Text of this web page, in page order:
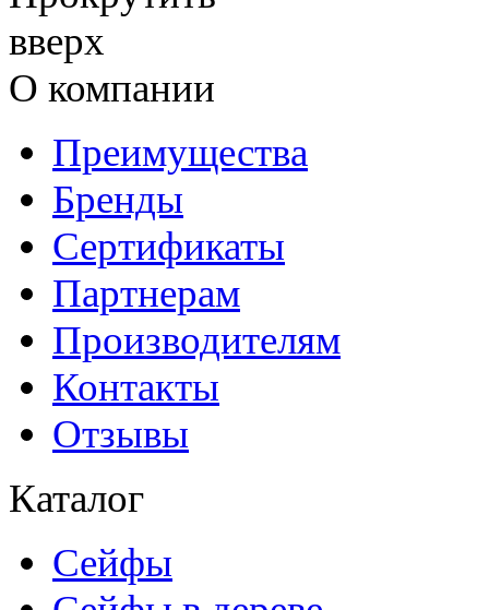
О компании
Преимущества
Бренды
Сертификаты
Партнерам
Производителям
Контакты
Отзывы
Каталог
Сейфы